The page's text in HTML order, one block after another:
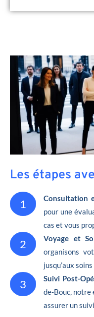
Les étapes
1 Consultation
pour une
cas et vous
2 Voyage et
organisons
jusqu’aux
3 Suivi Post-
de-Bouc,
assurer un